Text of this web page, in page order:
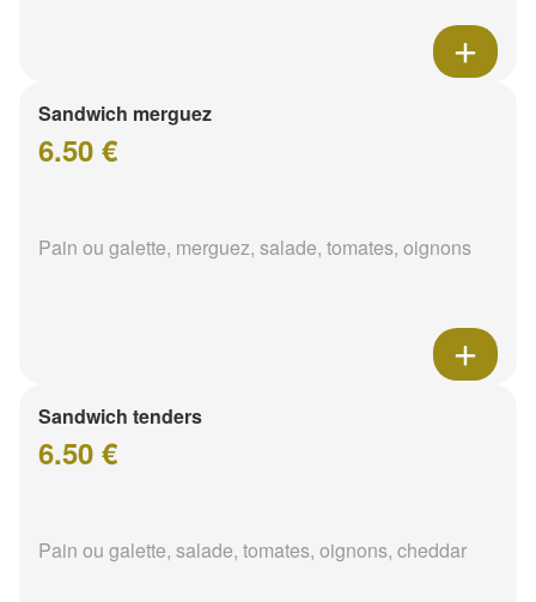
Sandwich merguez
6.50 €
Pain ou galette, merguez, salade, tomates, oignons
Sandwich tenders
6.50 €
Pain ou galette, salade, tomates, oignons, cheddar